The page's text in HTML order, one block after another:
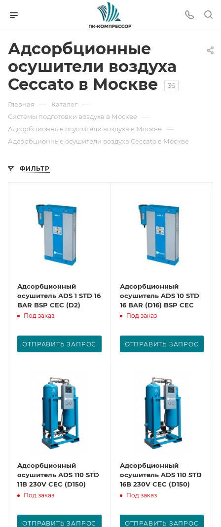
Адсорбционные
осушители воздуха
Ceccato в Москве
36
Главная — Каталог —
Системы подготовки воздуха в Москве —
Адсорбционные осушители воздуха в Москве —
Адсорбционные осушители воздуха Ceccato в Москве
ФИЛЬТР
Адсорбционный
осушитель ADS 1 STD 16
BAR BSP CEC (D2)
Под заказ
ОТПРАВИТЬ ЗАПРОС
Адсорбционный
осушитель ADS 10 STD
16 BAR (D16) BSP CEC
Под заказ
ОТПРАВИТЬ ЗАПРОС
Адсорбционный
осушитель ADS 110 STD
11B 230V CEC (D150)
Под заказ
ОТПРАВИТЬ ЗАПРОС
Адсорбционный
осушитель ADS 110 STD
16B 230V CEC (D150)
Под заказ
ОТПРАВИТЬ ЗАПРОС